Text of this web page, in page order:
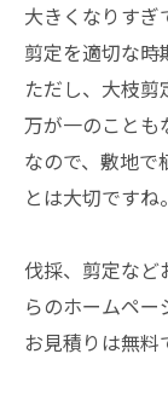
大きくなりすぎ
剪定を適切な時
ただし、大枝
万が一のことも
なので、敷地で
とは大切ですね。
伐採、剪定など
らのホームペー
お見積りは無料